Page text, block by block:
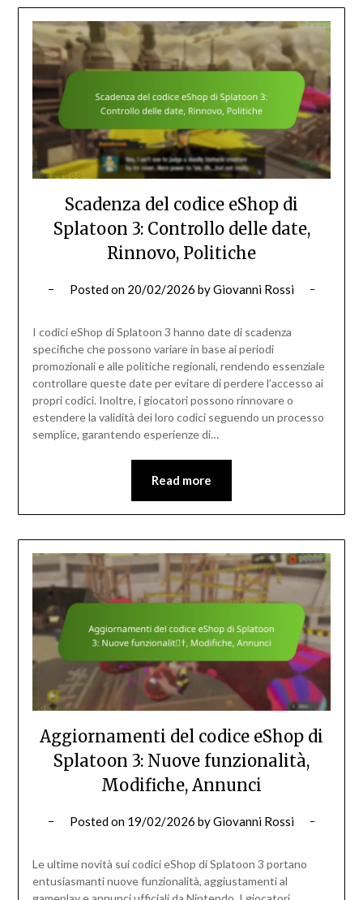
Scadenza del codice eShop di
Splatoon 3: Controllo delle date,
Rinnovo, Politiche
Posted on 20/02/2026 byGiovanni Rossi
I codici eShop di Splatoon 3 hanno date di scadenza
specifiche che possono variare in base ai periodi
promozionali e alle politiche regionali, rendendo essenziale
controllare queste date per evitare di perdere l’accesso ai
propri codici. Inoltre, i giocatori possono rinnovare o
estendere la validità dei loro codici seguendo un processo
semplice, garantendo esperienze di…
Read more
Aggiornamenti del codice eShop di
Splatoon 3: Nuove funzionalità,
Modifiche, Annunci
Posted on 19/02/2026 byGiovanni Rossi
Le ultime novità sui codici eShop di Splatoon 3 portano
entusiasmanti nuove funzionalità, aggiustamenti al